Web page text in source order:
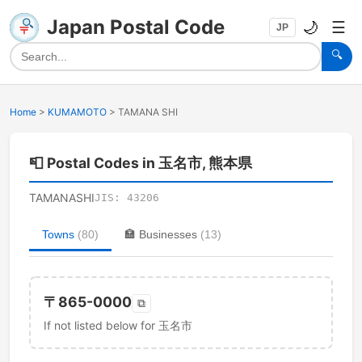
Japan Postal Code
🔍
JP 🌙 ☰
Home > KUMAMOTO > TAMANA SHI
📮 Postal Codes in 玉名市, 熊本県
TAMANASHIJIS: 43206
Towns (80) 🏣 Businesses (13)
〒 865-0000 ⧉
If not listed below for 玉名市